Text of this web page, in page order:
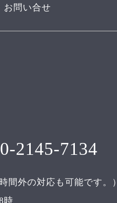
お問い合せ
2145-7134
間外の対応も可能です。）
時